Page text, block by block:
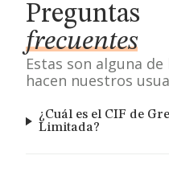
Preguntas
frecuentes
Estas son alguna
hacen nuestros
¿Cuál es el CIF de
Limitada?